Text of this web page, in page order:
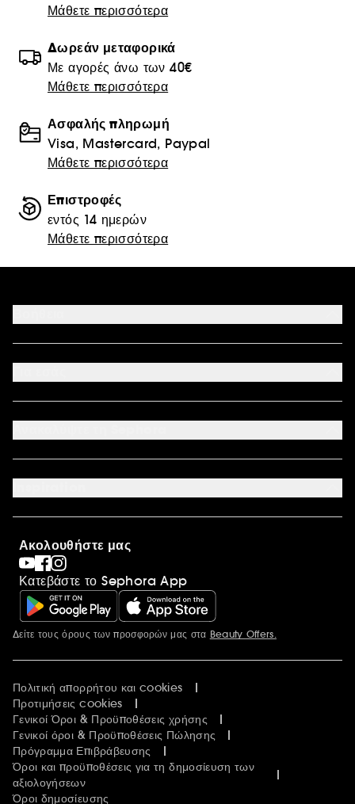
Μάθετε περισσότερα
Δωρεάν μεταφορικά
Με αγορές άνω των 40€
Μάθετε περισσότερα
Ασφαλής πληρωμή
Visa, Mastercard, Paypal
Μάθετε περισσότερα
Επιστροφές
εντός 14 ημερών
Μάθετε περισσότερα
Επικοινωνήστε μαζί μας
Αποδεκτοί τρόποι πληρωμής
Καταστήματα
Όροι επιστροφής προϊόντων
Σχετικά με τη Sephora
Οικονομικά στοιχεία
Sephora Prize
Clean at Sephora
Συσκευασία Παραγγελιών
Sephora Stands
Ακολουθήστε μας
Κατεβάστε το Sephora App
Περισσότερες πληροφορίες
Δείτε τους όρους των προσφορών μας στα Beauty Offers.
Πολιτική απορρήτου και cookies
Προτιμήσεις cookies
Γενικοί Όροι & Προϋποθέσεις χρήσης
Γενικοί όροι & Προϋποθέσεις Πώλησης
Πρόγραμμα Επιβράβευσης
Όροι και προϋποθέσεις για τη δημοσίευση των
αξιολογήσεων
Όροι δημοσίευσης